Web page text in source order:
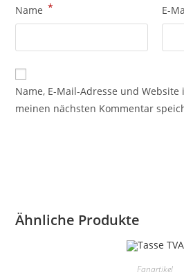
Name * E-
Name, E-Mail-Adresse und
meinen nächsten Kommentar
Ähnliche Produkte
Fanartikel